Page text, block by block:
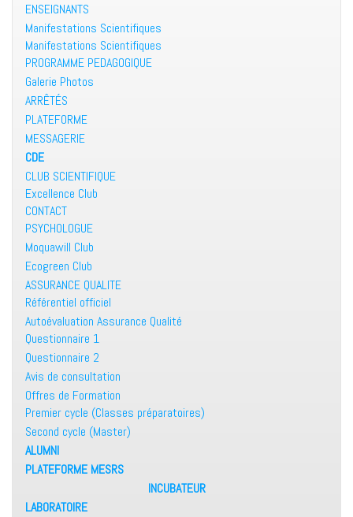
ENSEIGNANTS
Manifestations Scientifiques
Manifestations Scientifiques
PROGRAMME PEDAGOGIQUE
Galerie Photos
ARRÊTÉS
PLATEFORME
MESSAGERIE
CDE
CLUB SCIENTIFIQUE
Excellence Club
CONTACT
PSYCHOLOGUE
Moquawill Club
Ecogreen Club
ASSURANCE QUALITE
Référentiel officiel
Autoévaluation Assurance Qualité
Questionnaire 1
Questionnaire 2
Avis de consultation
Offres de Formation
Premier cycle (Classes préparatoires)
Second cycle (Master)
ALUMNI
PLATEFORME MESRS
INCUBATEUR
LABORATOIRE